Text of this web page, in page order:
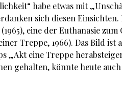
habe etwas mit
sich diesen
eine der Euthanasie
Treppe, 1966). Das Bild
„Akt eine Treppe
gehalten, könnte